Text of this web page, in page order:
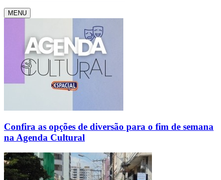
MENU
Confira as opções de diversão para o fim de semana
na Agenda Cultural